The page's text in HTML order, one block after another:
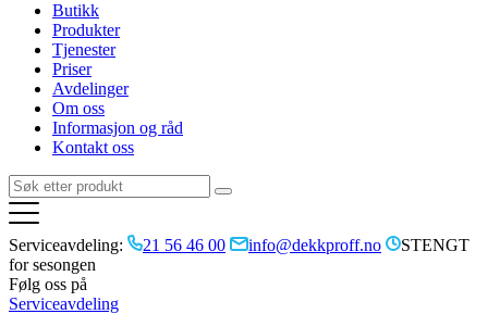
Butikk
Produkter
Tjenester
Priser
Avdelinger
Om oss
Informasjon og råd
Kontakt oss
Serviceavdeling: 21 56 46 00 info@dekkproff.no
STENGT
for sesongen
Følg oss på
Serviceavdeling